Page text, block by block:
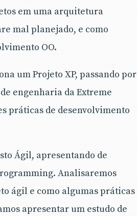
em uma arquitetura
mal planejado, e como
OO.
um Projeto XP, passando por
engenharia da Extreme
práticas de desenvolvimento
Ágil, apresentando de
Analisaremos
ágil e como algumas práticas
apresentar um estudo de